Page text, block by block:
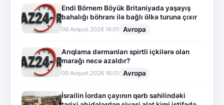
Endi Börnem Böyük Britaniyada yaşayış
bahalığı böhranı ilə bağlı ölkə turuna çıxır
09.Avqust.2026 16:01 Avropa
Arıqlama dərmanları spirtli içkilərə olan
marağı necə azaldır?
09.Avqust.2026 16:01 Avropa
İsrailin İordan çayının qərb sahilindəki